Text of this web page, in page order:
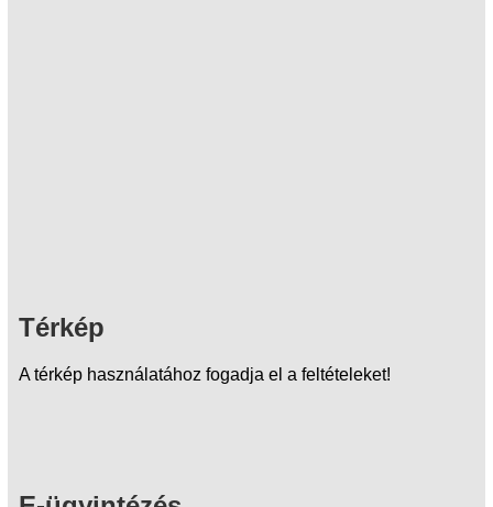
Térkép
A térkép használatához fogadja el a feltételeket!